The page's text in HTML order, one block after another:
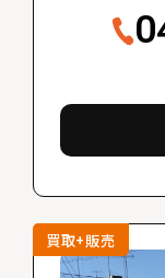
買取+販売